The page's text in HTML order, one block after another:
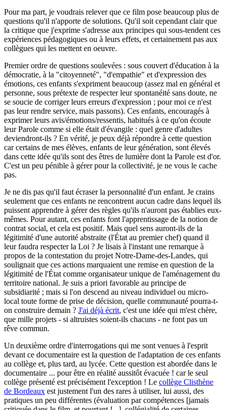
Pour ma part, je voudrais relever que ce film pose beaucoup plus de
questions qu'il n'apporte de solutions. Qu'il soit cependant clair que
la critique que j'exprime s'adresse aux principes qui sous-tendent ces
expériences pédagogiques ou à leurs effets, et certainement pas aux
collègues qui les mettent en oeuvre.
Premier ordre de questions soulevées : sous couvert d'éducation à la
démocratie, à la "citoyenneté", "d'empathie" et d'expression des
émotions, ces enfants s'expriment beaucoup (assez mal en général et
personne, sous prétexte de respecter leur spontanéité sans doute, ne
se soucie de corriger leurs erreurs d'expression ; pour moi ce n'est
pas leur rendre service, mais passons). Ces enfants, encouragés à
exprimer leurs avis/émotions/ressentis, habitués à ce qu'on écoute
leur Parole comme si elle était d'évangile : quel genre d'adultes
deviendront-ils ? En vérité, je peux déjà répondre à cette question
car certains de mes élèves, enfants de leur génération, sont élevés
dans cette idée qu'ils sont des êtres de lumière dont la Parole est d'or.
C'est un peu pénible à gérer pour la collectivité, je ne vous le cache
pas.
Je ne dis pas qu'il faut écraser la personnalité d'un enfant. Je crains
seulement que ces enfants ne rencontrent aucun cadre dans lequel ils
puissent apprendre à gérer des règles qu'ils n'auront pas établies eux-
mêmes. Pour autant, ces enfants font l'apprentissage de la notion de
contrat social, et cela est positif. Mais quel sens auront-ils de la
légitimité d'une autorité abstraite (l'État au premier chef) quand il
leur faudra respecter la Loi ? Je lisais à l'instant une remarque à
propos de la contestation du projet Notre-Dame-des-Landes, qui
soulignait que ces actions marquaient une remise en question de la
légitimité de l'État comme organisateur unique de l'aménagement du
territoire national. Je suis a priori favorable au principe de
subsidiarité ; mais si l'on descend au niveau individuel ou micro-
local toute forme de prise de décision, quelle communauté pourra-t-
on construire demain ? J'ai déjà écrit, c'est une idée qui m'est chère,
que mille projets - si altruistes soient-ils chacuns - ne font pas un
rêve commun.
Un deuxième ordre d'interrogations qui me sont venues à l'esprit
devant ce documentaire est la question de l'adaptation de ces enfants
au collège et, plus tard, au lycée. Cette question est abordée dans le
documentaire ... pour être en réalité aussitôt évacuée ! car le seul
collège présenté est précisément l'exception ! Le collège Clisthène
de Bordeaux est justement l'un des rares à utiliser, lui aussi, des
pratiques un peu différentes (évaluation par compétences [jamais